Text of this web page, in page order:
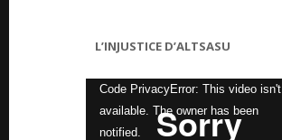
L’INJUSTICE D’ALTSASU
Lecteur
vidéo
Code PrivacyError: This video isn't
available. The owner has been
notified.